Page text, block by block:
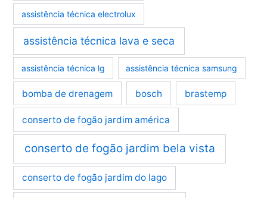
assistência técnica electrolux
assistência técnica lava e seca
assistência técnica lg assistência técnica samsung
bomba de drenagem bosch brastemp
conserto de fogão jardim américa
conserto de fogão jardim bela vista
conserto de fogão jardim do lago